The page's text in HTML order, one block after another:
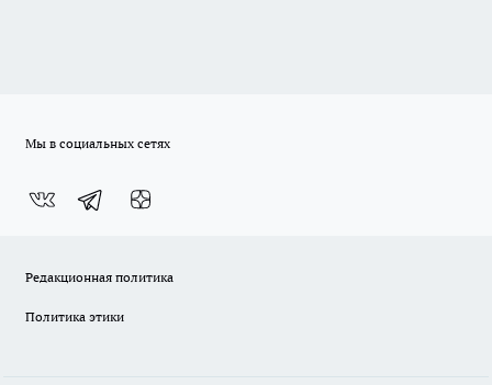
Мы в социальных сетях
Редакционная политика
Политика этики